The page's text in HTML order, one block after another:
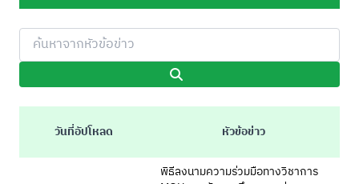
วันที่อัปโหลด หัวข้อข่าว
พิธีลงนามความร่วมมือทางวิชาการ